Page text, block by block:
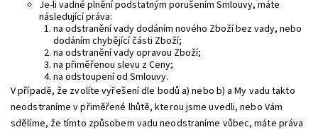
Je-li vadné plnění podstatným porušením Smlouvy, máte
následující práva:
na odstranění vady dodáním nového Zboží bez vady, nebo
dodáním chybějící části Zboží;
na odstranění vady opravou Zboží;
na přiměřenou slevu z Ceny;
na odstoupení od Smlouvy.
V případě, že zvolíte vyřešení dle bodů a) nebo b) a My vadu takto
neodstraníme v přiměřené lhůtě, kterou jsme uvedli, nebo Vám
sdělíme, že tímto způsobem vadu neodstraníme vůbec, máte práva